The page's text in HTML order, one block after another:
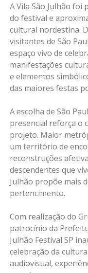
A Vila São Julhão foi
do festival e
cultural nordestina.
visitantes de São
espaço vivo de
manifestações
e elementos
das maiores festas
A escolha de São
presencial reforça o
projeto. Maior
um território de
reconstruções
descendentes que
Julhão propõe mais
pertencimento.
Com realização do
patrocínio da
Julhão Festival SP
celebração da
audiovisual,